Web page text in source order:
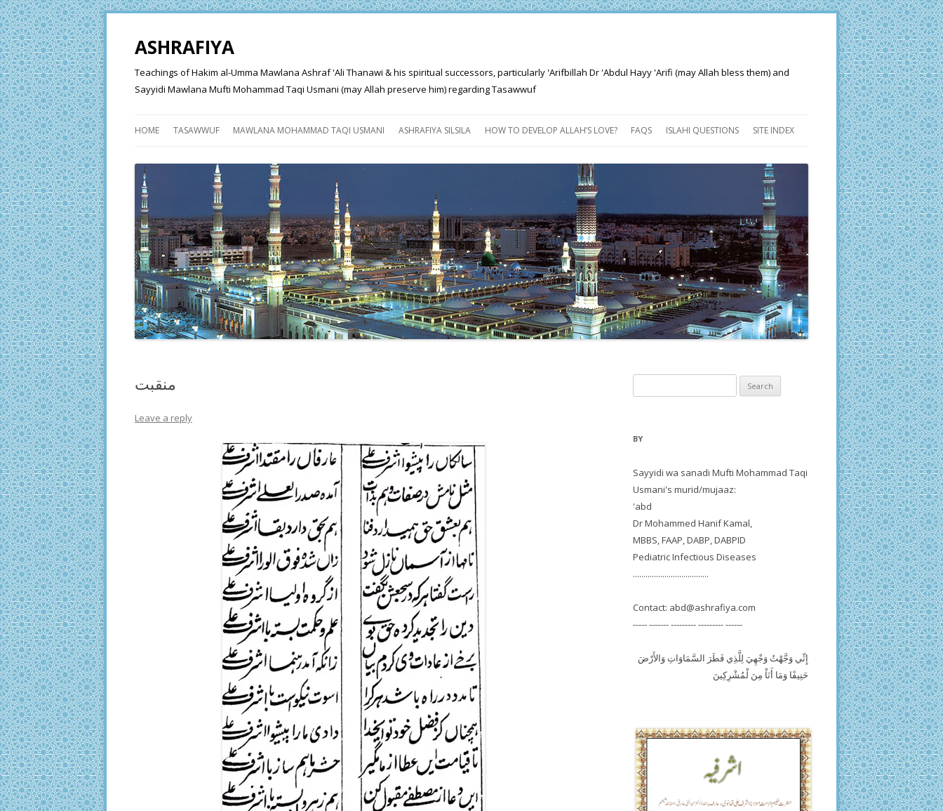
ASHRAFIYA
Teachings of Hakim al-Umma Mawlana Ashraf 'Ali Thanawi & his spiritual successors, particularly 'Arifbillah Dr 'Abdul Hayy 'Arifi (may Allah bless them) and
Sayyidi Mawlana Mufti Mohammad Taqi Usmani (may Allah preserve him) regarding Tasawwuf
HOME TASAWWUF MAWLANA MOHAMMAD TAQI USMANI ASHRAFIYA SILSILA
FOR THE SEEKER
PROGRESS EXPLAINED
HOW TO DEVELOP ALLAH’S LOVE? FAQS ISLAHI QUESTIONS SITE INDEX
منقبت
Leave a reply
for:
BY
Sayyidi wa sanadi Mufti Mohammad Taqi
Usmani's murid/mujaaz:
'abd
Dr Mohammed Hanif Kamal,
MBBS, FAAP, DABP, DABPID
Pediatric Infectious Diseases
....................................
Contact: abd@ashrafiya.com
----- ------- --------- --------- ------
إِنِّي وَجَّهْتُ وَجْهِيَ لِلَّذِي فَطَرَ السَّمَاوَاتِ وَالأَرْضَ
حَنِيفًا وَمَا أَنَاْ مِنَ لْمُشْرِكِينَ